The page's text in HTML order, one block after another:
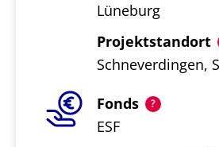
Lüneburg
Projektstandort
Schneverdingen,
Fonds
ESF